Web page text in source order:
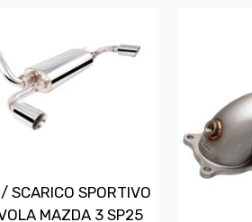
SCARICO SPORTIVO
MAZDA 3 SP25